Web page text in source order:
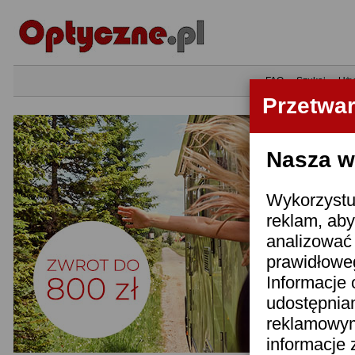
Nasza
reklam,
Informacje
informacje
•FAQ•Szukaj•